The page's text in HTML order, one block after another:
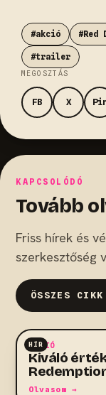
#akció #Red
#trailer
MEGOSZTÁS
FB X
KAPCSOLÓDÓ
Tovább
Friss hírek és
szerkesztőség
ÖSSZES
HÍR
AKCIÓ
Kiváló
Olvasom →